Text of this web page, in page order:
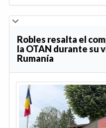
Robles resalta el
la OTAN durante su
Rumanía